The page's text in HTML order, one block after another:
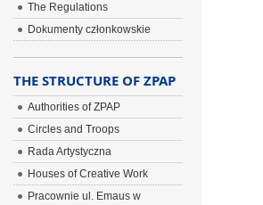
The Regulations
Dokumenty członkowskie
THE STRUCTURE OF ZPAP
Authorities of ZPAP
Circles and Troops
Rada Artystyczna
Houses of Creative Work
Pracownie ul. Emaus w